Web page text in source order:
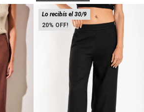
20
Lo recibís el 30/9